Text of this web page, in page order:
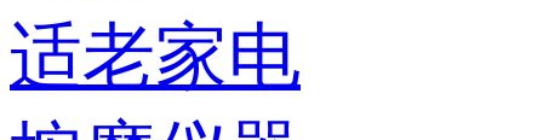
适老家电